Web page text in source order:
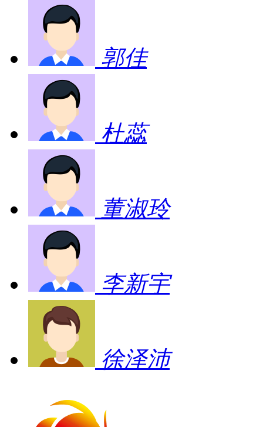
郭佳
杜蕊
董淑玲
李新宇
徐泽沛